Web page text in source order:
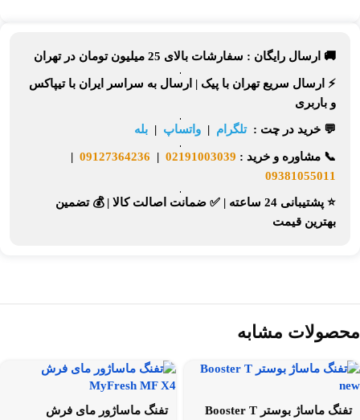
🚚 ارسال رایگان : سفارشات بالای 25 میلیون تومان در تهران
⚡ ارسال سریع تهران با پیک | ارسال به سراسر ایران با تیپاکس
و باربری
💬 خرید در چت :تلگرام | واتساپ | بله
📞 مشاوره و خرید : 02191003039
|
09127364236
|
09381055011
⭐ پشتیبانی 24 ساعته | ✅ ضمانت اصالت کالا |💰 تضمین
بهترین قیمت
محصولات مشابه
تفنگ ماساژ بوستر Booster T
تفنگ ماساژور مای فرش